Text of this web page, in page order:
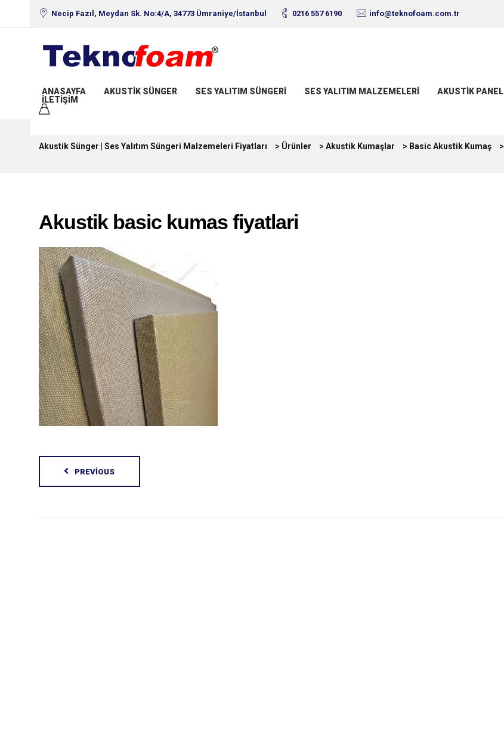
Necip Fazıl, Meydan Sk. No:4/A, 34773 Ümraniye/İstanbul 0216 557 6190 info@teknofoam.com.tr
ANASAYFA AKUSTIK SÜNGER SES YALITIM SÜNGERI SES YALITIM MALZEMELERI AKUSTIK PANEL
İLETIŞIM
Akustik Sünger | Ses Yalıtım Süngeri Malzemeleri Fiyatları > Ürünler > Akustik Kumaşlar > Basic Akustik Kumaş >
Akustik basic kumas fiyatlari
PREVIOUS